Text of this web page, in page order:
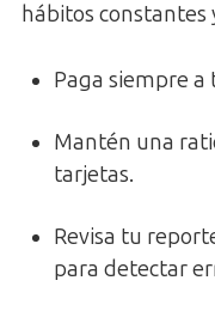
hábitos constantes
Paga siempre
Mantén una
tarjetas.
Revisa tu
para detectar